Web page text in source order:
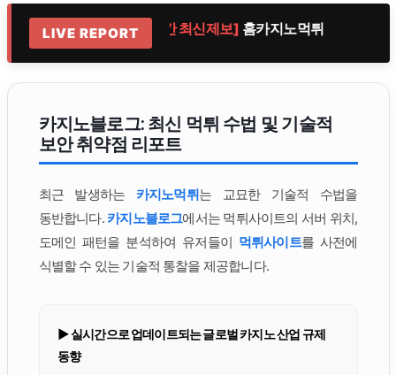
LIVE REPORT[실시간 최신제보]홈카지노먹튀
카지노블로그: 최신 먹튀 수법 및 기술적
보안 취약점 리포트
최근 발생하는 카지노먹튀는 교묘한 기술적 수법을
동반합니다. 카지노블로그에서는 먹튀사이트의 서버 위치,
도메인 패턴을 분석하여 유저들이 먹튀사이트를 사전에
식별할 수 있는 기술적 통찰을 제공합니다.
▶ 실시간으로 업데이트되는 글로벌 카지노 산업 규제
동향